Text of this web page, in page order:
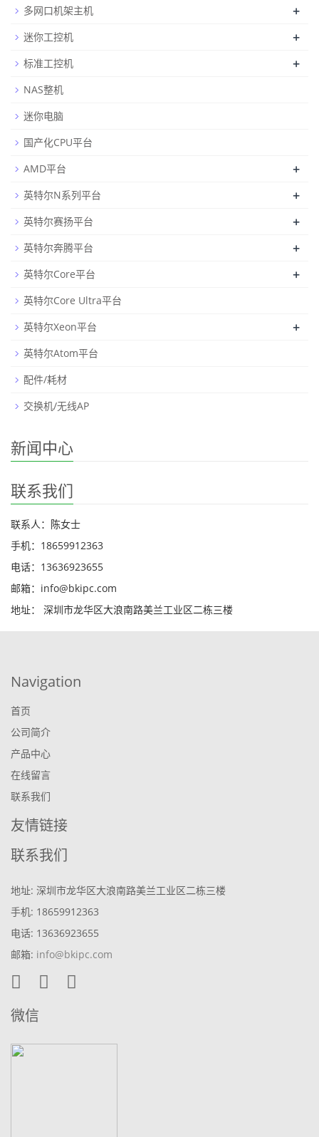
多网口机架主机 +
迷你工控机 +
标准工控机 +
NAS整机
迷你电脑
国产化CPU平台
AMD平台
+
英特尔N系列平台 +
英特尔赛扬平台 +
英特尔奔腾平台 +
英特尔Core平台 +
英特尔Core Ultra平台
英特尔Xeon平台
+
英特尔Atom平台
配件/耗材
交换机/无线AP
新闻中心
联系我们
联系人：陈女士
手机：18659912363
电话：13636923655
邮箱：info@bkipc.com
地址： 深圳市龙华区大浪南路美兰工业区二栋三楼
Navigation
首页
公司简介
产品中心
在线留言
联系我们
友情链接
联系我们
地址: 深圳市龙华区大浪南路美兰工业区二栋三楼
手机: 18659912363
电话: 13636923655
邮箱: info@bkipc.com
微信